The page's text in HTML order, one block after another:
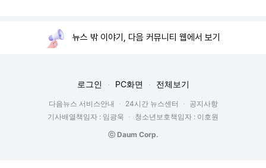
뉴스 밖 이야기, 다음 커뮤니티 웹에서 보기
로그인 PC화면 전체보기
다음뉴스 서비스안내 24시간 뉴스센터
공지사항
기사배열책임자 : 임광욱
청소년보호책임자 : 이호원
ⓒ Daum Corp.